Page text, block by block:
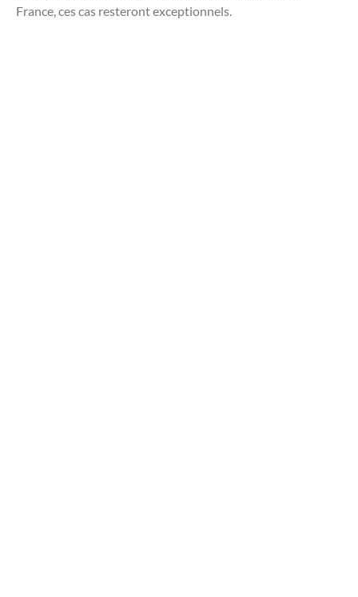
France, ces cas resteront exceptionnels.